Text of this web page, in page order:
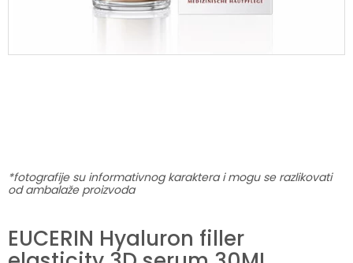
*fotografije su informativnog karaktera i mogu se razlikovati
od ambalaže proizvoda
EUCERIN Hyaluron filler